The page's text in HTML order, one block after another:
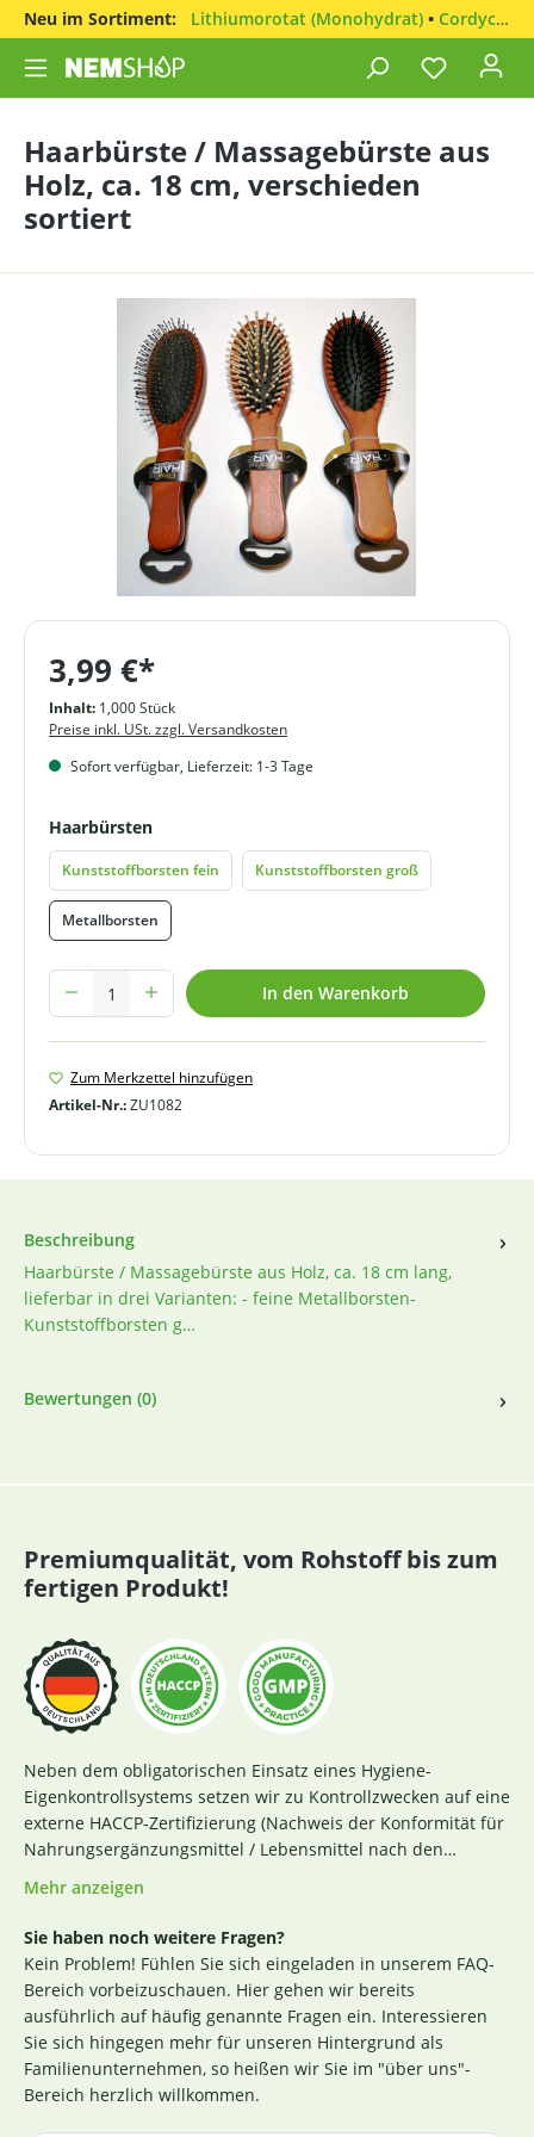
Neu im Sortiment: Lithiumorotat (Monohydrat) • Cordyceps sinensis
Haarbürste / Massagebürste aus
Holz, ca. 18 cm, verschieden
sortiert
3,99 €*
Inhalt: 1,000 Stück
Preise inkl. USt. zzgl. Versandkosten
Sofort verfügbar, Lieferzeit: 1-3 Tage
Haarbürstenauswählen
Kunststoffborsten fein Kunststoffborsten groß
Metallborsten
Produkt Anzahl: Gib den gewünschten Wert ein oder benutze die
In den Warenkorb
Zum Merkzettel hinzufügen
Artikel-Nr.:ZU1082
Beschreibung
Haarbürste / Massagebürste aus Holz, ca. 18 cm lang,
lieferbar in drei Varianten: - feine Metallborsten-
Kunststoffborsten g…
Bewertungen (0)
Premiumqualität, vom Rohstoff bis zum
fertigen Produkt!
Neben dem obligatorischen Einsatz eines Hygiene-
Eigenkontrollsystems setzen wir zu Kontrollzwecken auf eine
externe HACCP-Zertifizierung (Nachweis der Konformität für
Nahrungsergänzungsmittel / Lebensmittel nach den
Richtlinien des Codex Alimentarius und der Verordnung EG
Nr. 852 / 2004 des Europäischen Parlaments). Das aktuelle
Zertifikat finden Siehier
. Darüber hinaus beginnt für uns
die Sicherstellung einer erstklassigen Produktqualität
bereits bei der strengen Durchleuchtung und Auswahl
unserer (Rohstoff-)Lieferanten. Die Produktion nach GMP-
Richtlinie ist hierbei ein wichtiges Kriterium. Losgelöst von
den Tests der Hersteller untersuchen wir zusätzlich, ohne
rechtlich dazu verpflichtet zu sein, einen Großteil der
Mehr anzeigen
Sie haben noch weitere Fragen?
Kein Problem! Fühlen Sie sich eingeladen in unserem FAQ-
Bereich vorbeizuschauen. Hier gehen wir bereits
ausführlich auf häufig genannte Fragen ein. Interessieren
Sie sich hingegen mehr für unseren Hintergrund als
Familienunternehmen, so heißen wir Sie im "über uns"-
Bereich herzlich willkommen.